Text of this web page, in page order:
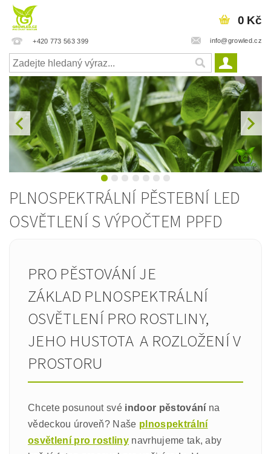
+420 773 563 399 info@growled.cz
0 Kč
PLNOSPEKTRÁLNÍ PĚSTEBNÍ LED
OSVĚTLENÍ S VÝPOČTEM PPFD
PRO PĚSTOVÁNÍ JE
ZÁKLAD PLNOSPEKTRÁLNÍ
OSVĚTLENÍ PRO ROSTLINY,
JEHO HUSTOTA A ROZLOŽENÍ V
PROSTORU
Chcete posunout své indoor pěstování na
vědeckou úroveň? Naše plnospektrální
osvětlení pro rostliny navrhujeme tak, aby